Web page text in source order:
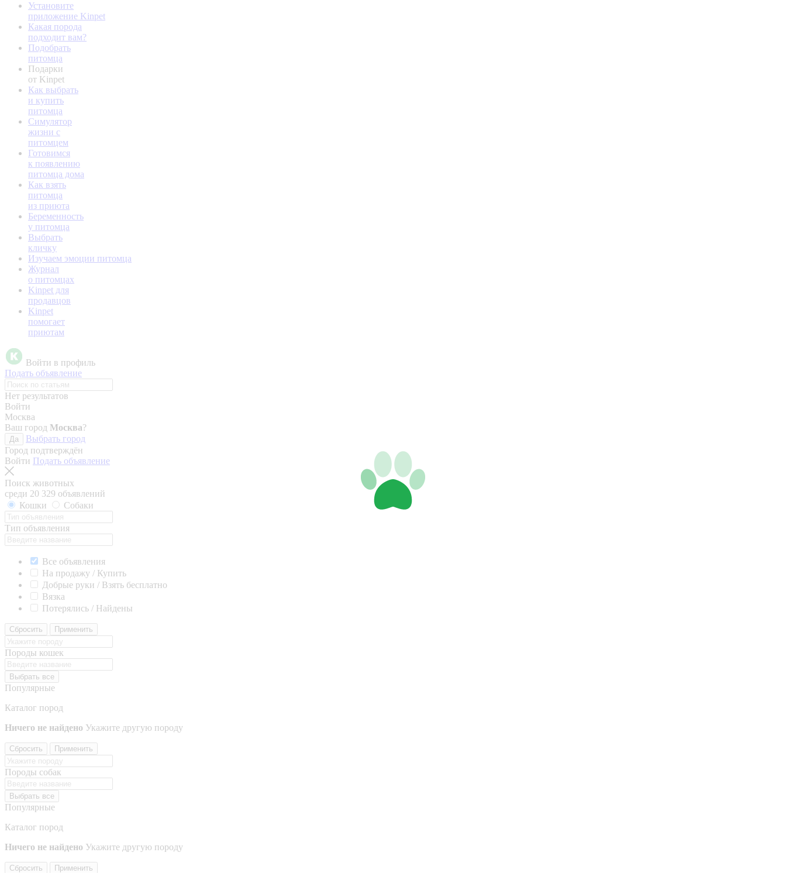
Установите
приложение Kinpet
Какая порода
подходит вам?
Подобрать
питомца
Подарки
от Kinpet
Как выбрать
и купить
питомца
Симулятор
жизни с
питомцем
Готовимся
к появлению
питомца дома
Как взять
питомца
из приюта
Беременность
у питомца
Выбрать
кличку
Изучаем эмоции питомца
Журнал
о питомцах
Kinpet для
продавцов
Kinpet
помогает
приютам
Войти в профиль
Подать объявление
Нет результатов
Войти
Москва
Ваш город Москва?
Да
Выбрать город
Город подтверждён
Войти Подать объявление
Поиск животных
среди 20 329 объявлений
Кошки
Собаки
Тип объявления
Все объявления
На продажу / Купить
Добрые руки / Взять бесплатно
Вязка
Потерялись / Найдены
Сбросить Применить
Породы кошек
Выбрать все
Популярные
Каталог пород
Ничего не найдено Укажите другую породу
Сбросить Применить
Породы собак
Выбрать все
Популярные
Каталог пород
Ничего не найдено Укажите другую породу
Сбросить Применить